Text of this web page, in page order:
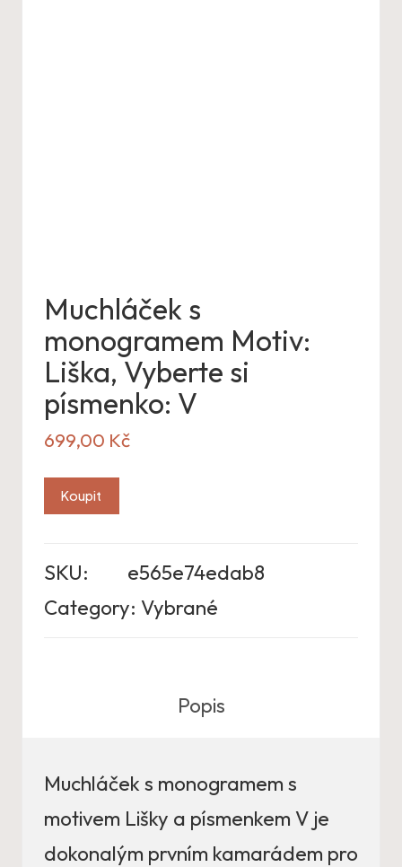
Muchláček s
monogramem Motiv:
Liška, Vyberte si
písmenko: V
699,00 Kč
Koupit
SKU:
e565e74edab8
Category: Vybrané
Popis
Muchláček s monogramem s
motivem Lišky a písmenkem V je
dokonalým prvním kamarádem pro